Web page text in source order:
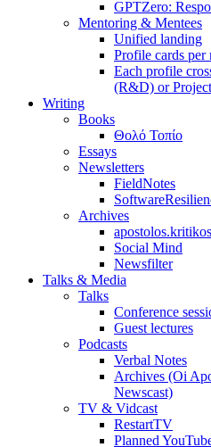
GPTZero:
Mentoring & Mentees
Unified landing
Profile cards per
Each profile
(R&D) or
Writing
Books
Θολό Τοπίο
Essays
Newsletters
FieldNotes
Archives
Social Mind
Newsfilter
Talks & Media
Talks
Conference
Guest lectures
Podcasts
Verbal Notes
Archives (Oi
Newscast)
TV & Vidcast
RestartTV
Planned